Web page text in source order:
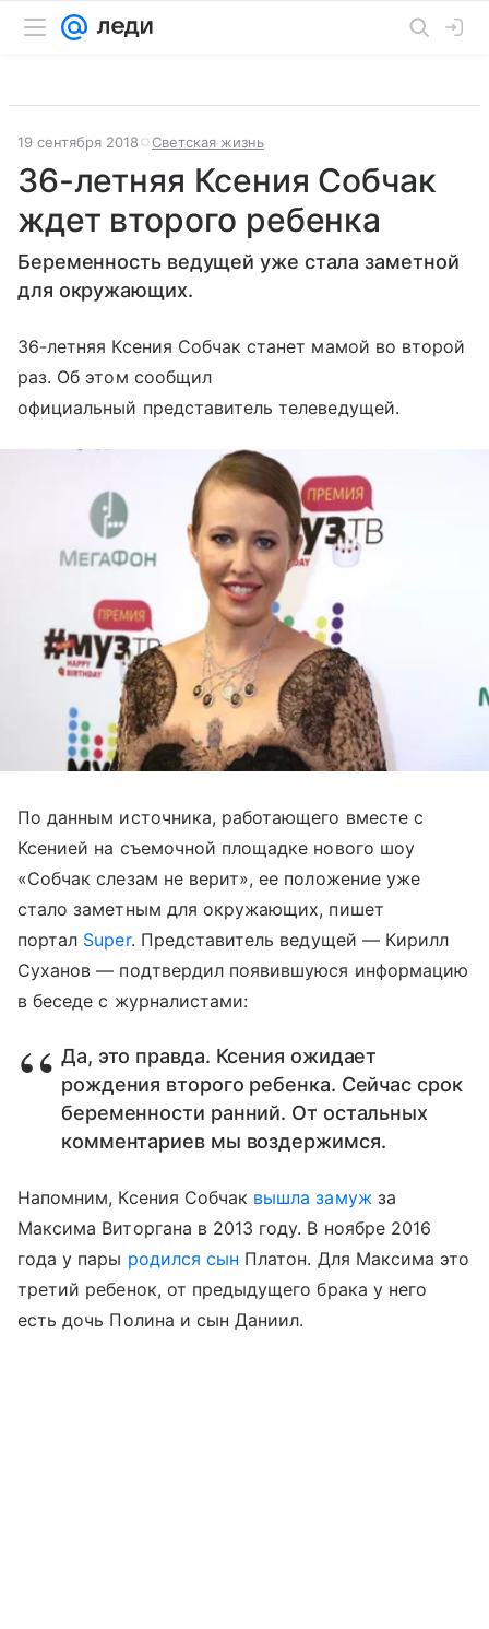
19 сентября 2018 Светская жизнь
36-летняя Ксения Собчак
ждет второго ребенка
Беременность ведущей уже стала заметной
для окружающих.
36-летняя Ксения Собчак станет мамой во второй
раз. Об этом сообщил
официальный представитель телеведущей.
По данным источника, работающего вместе с
Ксенией на съемочной площадке нового шоу
«Собчак слезам не верит», ее положение уже
стало заметным для окружающих, пишет
портал Super. Представитель ведущей — Кирилл
Суханов — подтвердил появившуюся информацию
в беседе с журналистами:
Да, это правда. Ксения ожидает
рождения второго ребенка. Сейчас срок
беременности ранний. От остальных
комментариев мы воздержимся.
Напомним, Ксения Собчак вышла замужза
Максима Виторгана в 2013 году. В ноябре 2016
года у пары родился сын Платон. Для Максима это
третий ребенок, от предыдущего брака у него
есть дочь Полина и сын Даниил.